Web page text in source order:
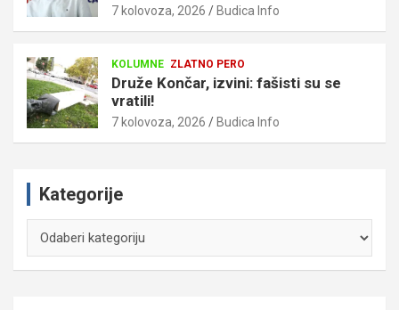
7 kolovoza, 2026 Budica Info
KOLUMNE ZLATNO PERO
Druže Končar, izvini: fašisti su se
vratili!
7 kolovoza, 2026 Budica Info
Kategorije